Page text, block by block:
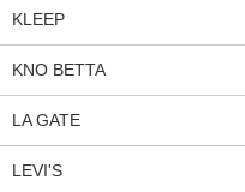
KLEEP
KNO BETTA
LA GATE
LEVI'S